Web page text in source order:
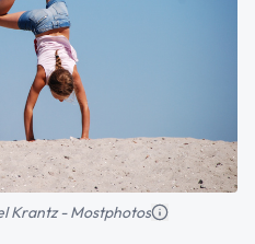
Krantz - Mostphotos